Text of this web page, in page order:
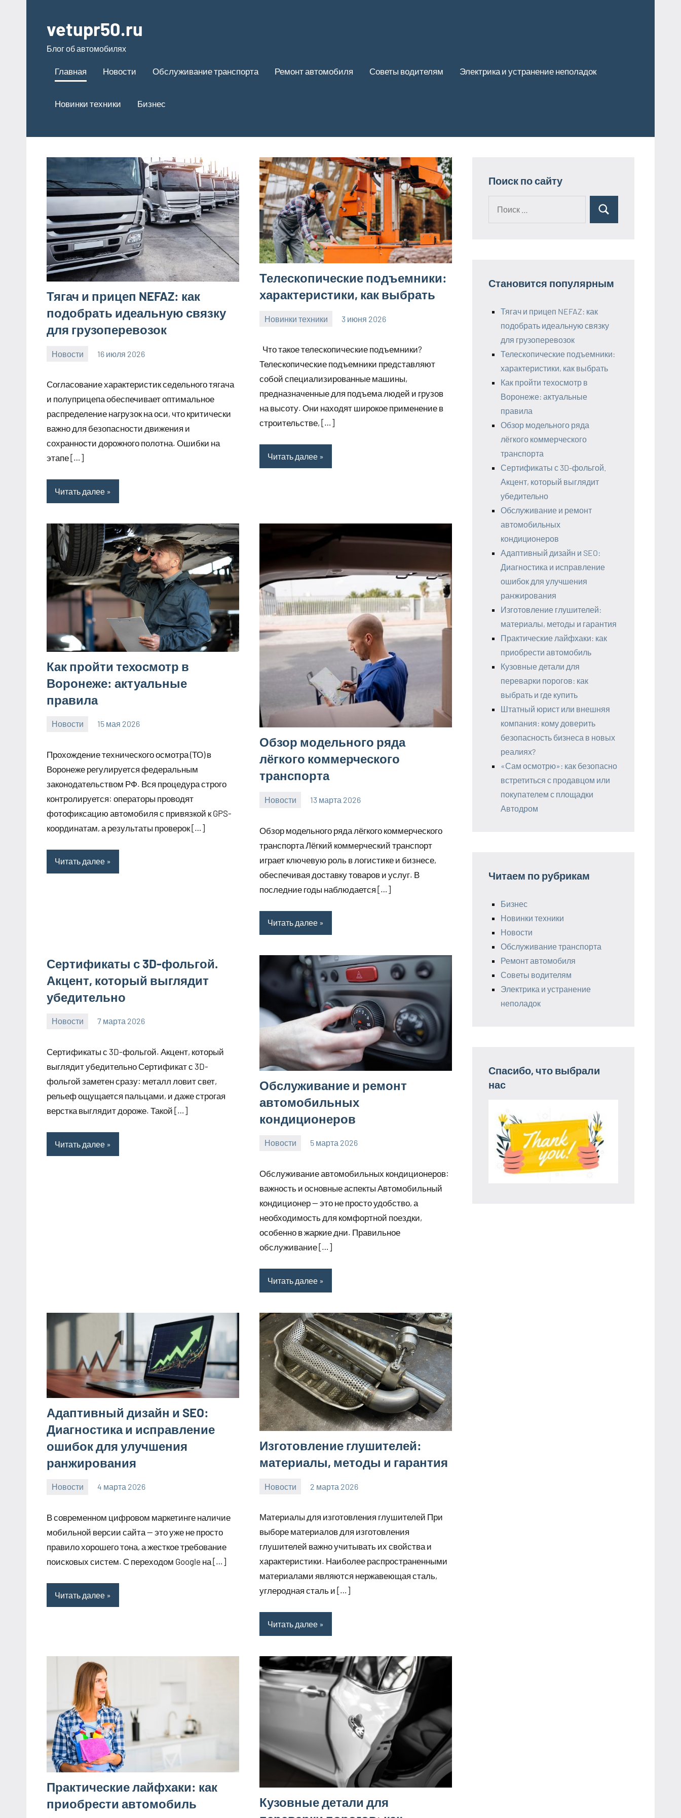
содержимому
vetupr50.ru
Блог об автомобилях
Главная Новости Обслуживание транспорта Ремонт автомобиля Советы водителям Электрика и устранение неполадок
Новинки техники Бизнес
Тягач и прицеп NEFAZ: как
подобрать идеальную связку
для грузоперевозок
Новости 16 июля 2026
Согласование характеристик седельного тягача
и полуприцепа обеспечивает оптимальное
распределение нагрузок на оси, что критически
важно для безопасности движения и
сохранности дорожного полотна. Ошибки на
этапе […]
Читать далее
Телескопические подъемники:
характеристики, как выбрать
Новинки техники 3 июня 2026
Что такое телескопические подъемники?
Телескопические подъемники представляют
собой специализированные машины,
предназначенные для подъема людей и грузов
на высоту. Они находят широкое применение в
строительстве, […]
Читать далее
Как пройти техосмотр в
Воронеже: актуальные
правила
Новости 15 мая 2026
Прохождение технического осмотра (ТО) в
Воронеже регулируется федеральным
законодательством РФ. Вся процедура строго
контролируется: операторы проводят
фотофиксацию автомобиля с привязкой к GPS-
координатам, а результаты проверок […]
Читать далее
Обзор модельного ряда
лёгкого коммерческого
транспорта
Новости 13 марта 2026
Обзор модельного ряда лёгкого коммерческого
транспорта Лёгкий коммерческий транспорт
играет ключевую роль в логистике и бизнесе,
обеспечивая доставку товаров и услуг. В
последние годы наблюдается […]
Читать далее
Сертификаты с 3D-фольгой.
Акцент, который выглядит
убедительно
Новости 7 марта 2026
Сертификаты с 3D-фольгой. Акцент, который
выглядит убедительно Сертификат с 3D-
фольгой заметен сразу: металл ловит свет,
рельеф ощущается пальцами, и даже строгая
верстка выглядит дороже. Такой […]
Читать далее
Обслуживание и ремонт
автомобильных
кондиционеров
Новости 5 марта 2026
Обслуживание автомобильных кондиционеров:
важность и основные аспекты Автомобильный
кондиционер — это не просто удобство, а
необходимость для комфортной поездки,
особенно в жаркие дни. Правильное
обслуживание […]
Читать далее
Адаптивный дизайн и SEO:
Диагностика и исправление
ошибок для улучшения
ранжирования
Новости 4 марта 2026
В современном цифровом маркетинге наличие
мобильной версии сайта — это уже не просто
правило хорошего тона, а жесткое требование
поисковых систем. С переходом Google на […]
Читать далее
Изготовление глушителей:
материалы, методы и гарантия
Новости 2 марта 2026
Материалы для изготовления глушителей При
выборе материалов для изготовления
глушителей важно учитывать их свойства и
характеристики. Наиболее распространенными
материалами являются нержавеющая сталь,
углеродная сталь и […]
Читать далее
Практические лайфхаки: как
приобрести автомобиль
Кузовные детали для
Поиск по сайту
Поиск
Становится популярным
Тягач и прицеп NEFAZ: как
подобрать идеальную связку
для грузоперевозок
Телескопические подъемники:
характеристики, как выбрать
Как пройти техосмотр в
Воронеже: актуальные
правила
Обзор модельного ряда
лёгкого коммерческого
транспорта
Сертификаты с 3D-фольгой.
Акцент, который выглядит
убедительно
Обслуживание и ремонт
автомобильных
кондиционеров
Адаптивный дизайн и SEO:
Диагностика и исправление
ошибок для улучшения
ранжирования
Изготовление глушителей:
материалы, методы и гарантия
Практические лайфхаки: как
приобрести автомобиль
Кузовные детали для
переварки порогов: как
выбрать и где купить
Штатный юрист или внешняя
компания: кому доверить
безопасность бизнеса в новых
реалиях?
«Сам осмотрю»: как безопасно
встретиться с продавцом или
покупателем с площадки
Автодром
Читаем по рубрикам
Бизнес
Новинки техники
Новости
Обслуживание транспорта
Ремонт автомобиля
Советы водителям
Электрика и устранение
неполадок
Спасибо, что выбрали
нас